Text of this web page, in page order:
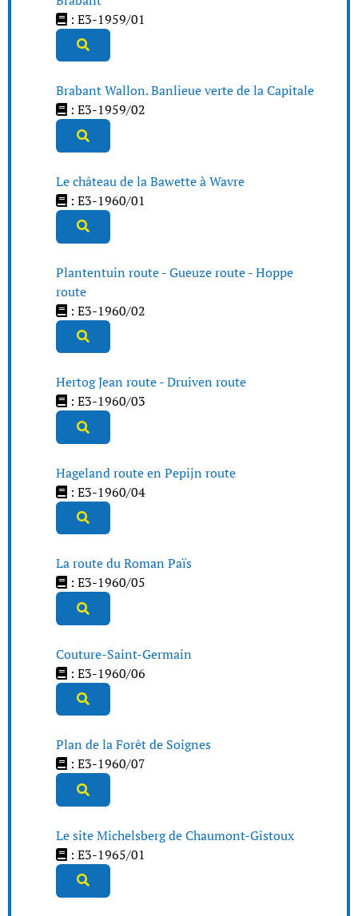
: E3-1959/01
Brabant Wallon. Banlieue verte de la Capitale
: E3-1959/02
Le château de la Bawette à Wavre
: E3-1960/01
Plantentuin route - Gueuze route - Hoppe
route
: E3-1960/02
Hertog Jean route - Druiven route
: E3-1960/03
Hageland route en Pepijn route
: E3-1960/04
La route du Roman Païs
: E3-1960/05
Couture-Saint-Germain
: E3-1960/06
Plan de la Forêt de Soignes
: E3-1960/07
Le site Michelsberg de Chaumont-Gistoux
: E3-1965/01